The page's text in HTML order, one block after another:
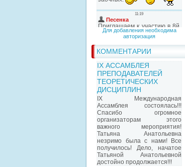
Для добавления необходима
авторизация
КОММЕНТАРИИ
IX АССАМБЛЕЯ
ПРЕПОДАВАТЕЛЕЙ
ТЕОРЕТИЧЕСКИХ
ДИСЦИПЛИН
IX Международная
Ассамблея состоялась!!!
Спасибо огромное
организаторам этого
важного мероприятия!
Татьяна Анатольевна
незримо была с нами! Все
получилось! Дело, начатое
Татьяной Анатольевной
достойно продолжается!!!